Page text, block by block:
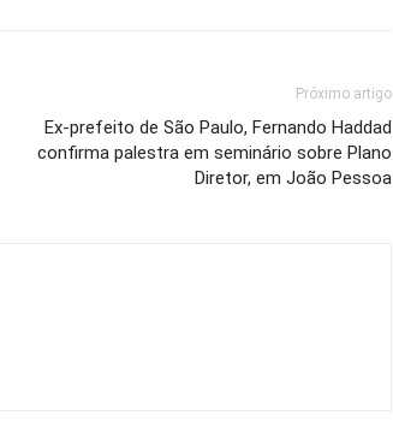
Próximo artigo
Ex-prefeito de São Paulo, Fernando Haddad
confirma palestra em seminário sobre Plano
Diretor, em João Pessoa